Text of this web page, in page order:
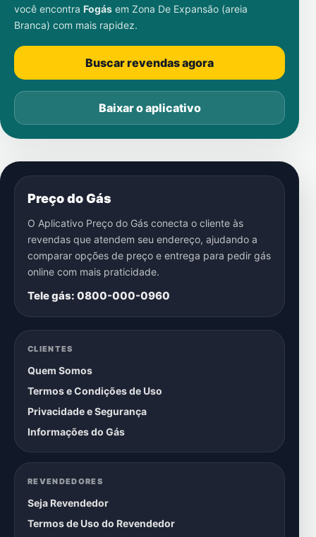
você encontra Fogás em Zona De Expansão (areia
Branca) com mais rapidez.
Buscar revendas agora
Baixar o aplicativo
Preço do Gás
O Aplicativo Preço do Gás conecta o cliente às
revendas que atendem seu endereço, ajudando a
comparar opções de preço e entrega para pedir gás
online com mais praticidade.
Tele gás: 0800-000-0960
CLIENTES
Quem Somos
Termos e Condições de Uso
Privacidade e Segurança
Informações do Gás
REVENDEDORES
Seja Revendedor
Termos de Uso do Revendedor